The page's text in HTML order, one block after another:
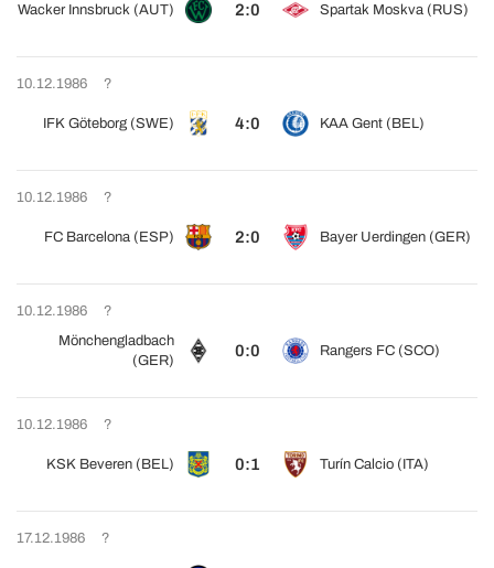
Wacker Innsbruck (AUT) 2:0 Spartak Moskva (RUS)
10.12.1986 ?
IFK Göteborg (SWE) 4:0 KAA Gent (BEL)
10.12.1986 ?
FC Barcelona (ESP) 2:0 Bayer Uerdingen (GER)
10.12.1986
?
Mönchengladbach
(GER)
0:0 Rangers FC (SCO)
10.12.1986 ?
KSK Beveren (BEL) 0:1 Turín Calcio (ITA)
17.12.1986 ?